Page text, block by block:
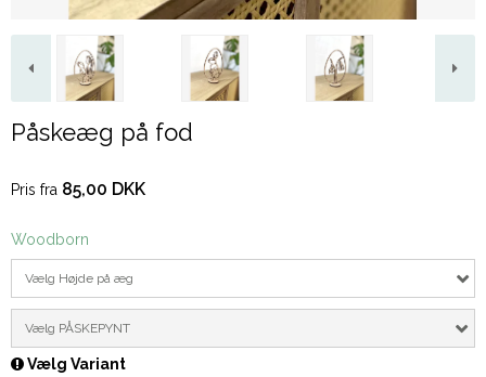
Påskeæg på fod
Pris fra 85,00 DKK
Woodborn
Vælg Højde på æg
Vælg PÅSKEPYNT
Vælg Variant